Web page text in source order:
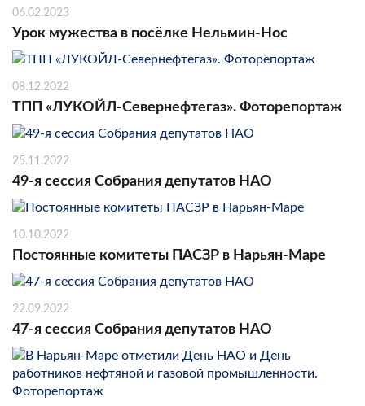
06.02.2023
Урок мужества в посёлке Нельмин-Нос
08.12.2022
ТПП «ЛУКОЙЛ-Севернефтегаз». Фоторепортаж
25.11.2022
49-я сессия Собрания депутатов НАО
10.10.2022
Постоянные комитеты ПАСЗР в Нарьян-Маре
22.09.2022
47-я сессия Собрания депутатов НАО